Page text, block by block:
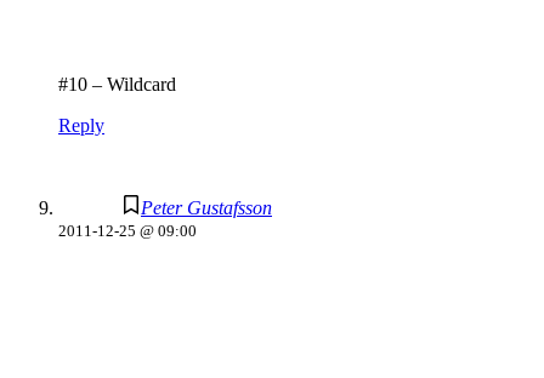
#10 – Wildcard
Reply
Peter Gustafsson
2011-12-25 @ 09:00